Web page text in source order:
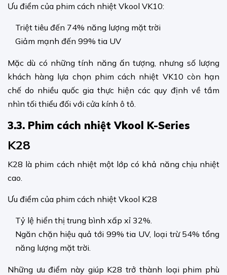
Ưu điểm của phim cách nhiệt Vkool VK10:
Triệt tiêu đến 74% năng lượng mặt trời
Giảm mạnh đến 99% tia UV
Mặc dù có những tính năng ấn tượng, nhưng số lượng
khách hàng lựa chọn phim cách nhiệt VK10 còn hạn
chế do nhiều quốc gia thực hiện các quy định về tầm
nhìn tối thiểu đối với cửa kính ô tô.
3.3. Phim cách nhiệt Vkool K-Series
K28
K28 là phim cách nhiệt một lớp có khả năng chịu nhiệt
cao.
Ưu điểm của phim cách nhiệt Vkool K28
Tỷ lệ hiển thị trung bình xấp xỉ 32%.
Ngăn chặn hiệu quả tới 99% tia UV, loại trừ 54% tổng
năng lượng mặt trời.
Những ưu điểm này giúp K28 trở thành loại phim phù